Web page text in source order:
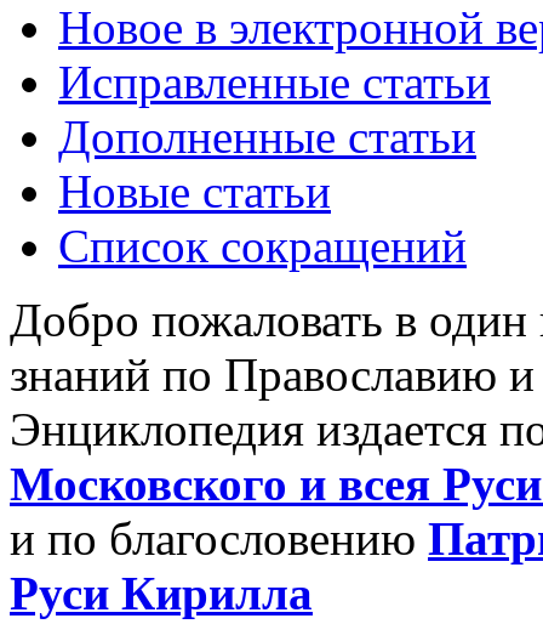
Новое в электронной
Исправленные статьи
Дополненные статьи
Новые статьи
Список сокращений
Добро пожаловать в
знаний по Православию
Энциклопедия издается
Московского и всея
и по благословению
Руси Кирилла